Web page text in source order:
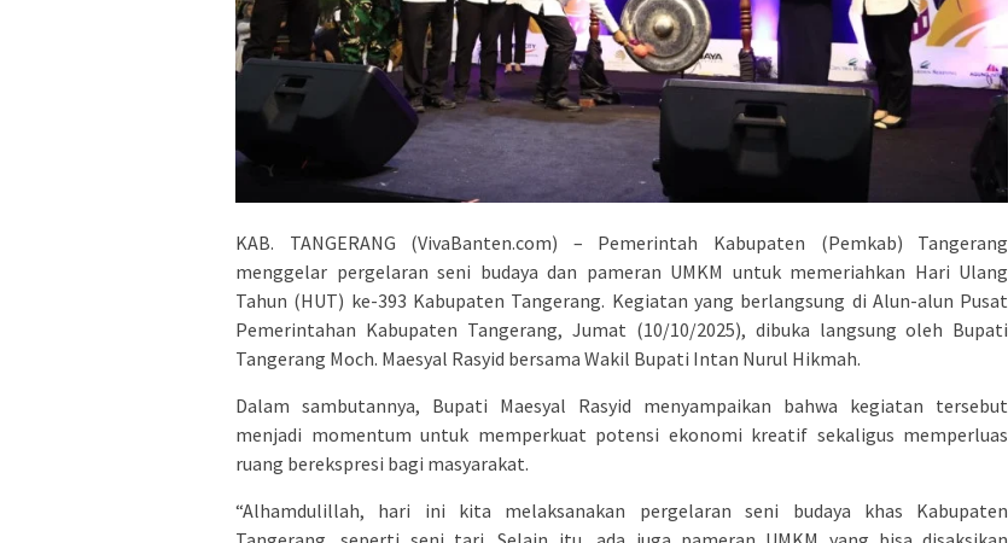
KAB. TANGERANG (VivaBanten.com) – Pemerintah Kabupaten (Pemkab) Tangerang
menggelar pergelaran seni budaya dan pameran UMKM untuk memeriahkan Hari Ulang
Tahun (HUT) ke-393 Kabupaten Tangerang. Kegiatan yang berlangsung di Alun-alun Pusat
Pemerintahan Kabupaten Tangerang, Jumat (10/10/2025), dibuka langsung oleh Bupati
Tangerang Moch. Maesyal Rasyid bersama Wakil Bupati Intan Nurul Hikmah.
Dalam sambutannya, Bupati Maesyal Rasyid menyampaikan bahwa kegiatan tersebut
menjadi momentum untuk memperkuat potensi ekonomi kreatif sekaligus memperluas
ruang berekspresi bagi masyarakat.
“Alhamdulillah, hari ini kita melaksanakan pergelaran seni budaya khas Kabupaten